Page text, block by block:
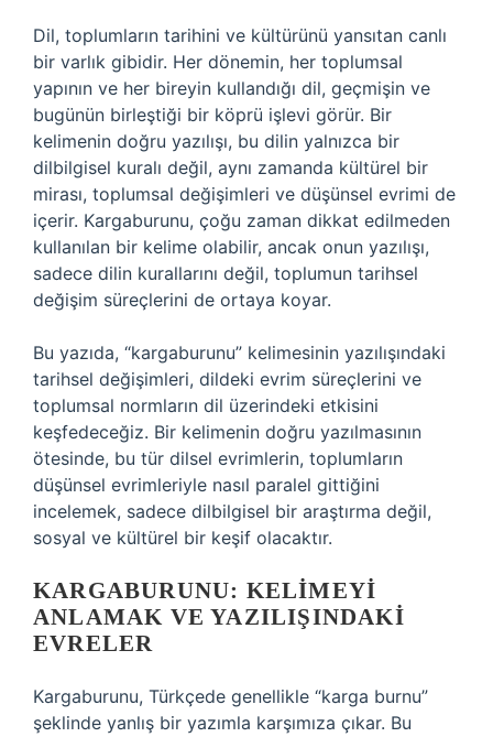
Dil, toplumların tarihini ve kültürünü yansıtan canlı
bir varlık gibidir. Her dönemin, her toplumsal
yapının ve her bireyin kullandığı dil, geçmişin ve
bugünün birleştiği bir köprü işlevi görür. Bir
kelimenin doğru yazılışı, bu dilin yalnızca bir
dilbilgisel kuralı değil, aynı zamanda kültürel bir
mirası, toplumsal değişimleri ve düşünsel evrimi de
içerir. Kargaburunu, çoğu zaman dikkat edilmeden
kullanılan bir kelime olabilir, ancak onun yazılışı,
sadece dilin kurallarını değil, toplumun tarihsel
değişim süreçlerini de ortaya koyar.
Bu yazıda, “kargaburunu” kelimesinin yazılışındaki
tarihsel değişimleri, dildeki evrim süreçlerini ve
toplumsal normların dil üzerindeki etkisini
keşfedeceğiz. Bir kelimenin doğru yazılmasının
ötesinde, bu tür dilsel evrimlerin, toplumların
düşünsel evrimleriyle nasıl paralel gittiğini
incelemek, sadece dilbilgisel bir araştırma değil,
sosyal ve kültürel bir keşif olacaktır.
KARGABURUNU: KELIMEYI
ANLAMAK VE YAZILIŞINDAKI
EVRELER
Kargaburunu, Türkçede genellikle “karga burnu”
şeklinde yanlış bir yazımla karşımıza çıkar. Bu